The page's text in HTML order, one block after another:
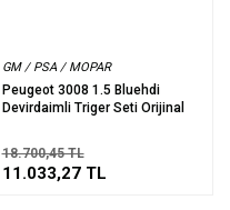
GM / PSA / MOPAR
Peugeot 3008 1.5 Bluehdi
Devirdaimli Triger Seti Orijinal
18.700,45 TL
11.033,27 TL